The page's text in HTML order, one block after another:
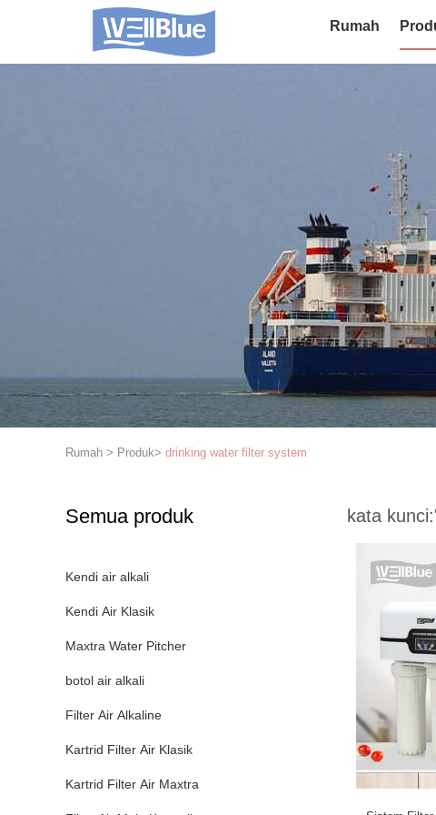
Rumah
Rumah > Produk> drinking water filter system
Semua produk
Kendi air alkali
Kendi Air Klasik
Maxtra Water Pitcher
botol air alkali
Filter Air Alkaline
Kartrid Filter Air Klasik
Kartrid Filter Air Maxtra
kata kunci: